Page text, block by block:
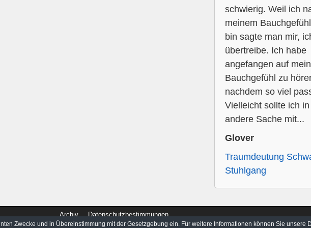
schwierig. Weil ich
meinem
bin sagte man mir,
übertreibe. Ich habe
angefangen auf
Bauchgefühl zu
nachdem so viel
Vielleicht sollte ich
andere Sache mit...
Glover
Traumdeutung
Stuhlgang
Archiv Datenschutzbestimmungen
Zwecke und in Übereinstimmung mit der Gesetzgebung ein. Für weitere Informationen können Sie unsere